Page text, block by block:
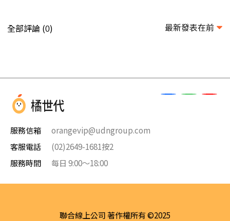
全部評論 (0) 最新發表在前
服務信箱
orangevip@udngroup.com
客服電話
(02)2649-1681按2
服務時間
每日 9:00～18:00
聯合線上公司 著作權所有 ©2025